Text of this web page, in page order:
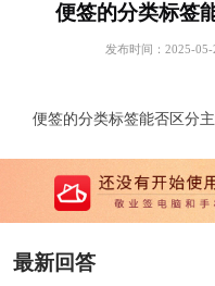
便签的分类标签
发布时间：2025-05-
便签的分类标签能否区分
最新回答